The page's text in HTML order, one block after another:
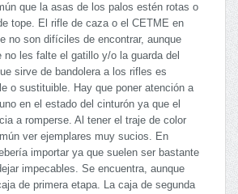
que la asas de los palos estén rotas o
tope. El rifle de caza o el CETME en
no son difíciles de encontrar, aunque
no les falte el gatillo y/o la guarda del
sirve de bandolera a los rifles es
o sustituible. Hay que poner atención a
en el estado del cinturón ya que el
a romperse. Al tener el traje de color
ver ejemplares muy sucios. En
importar ya que suelen ser bastante
impecables. Se encuentra, aunque
de primera etapa. La caja de segunda